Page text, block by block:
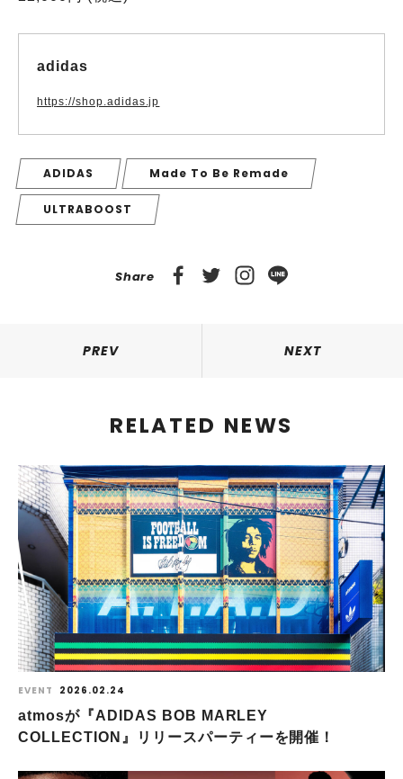
adidas
https://shop.adidas.jp
ADIDAS Made To Be Remade
ULTRABOOST
Share
PREV NEXT
RELATED NEWS
EVENT 2026.02.24
atmosが『ADIDAS BOB MARLEY
COLLECTION』リリースパーティーを開催！